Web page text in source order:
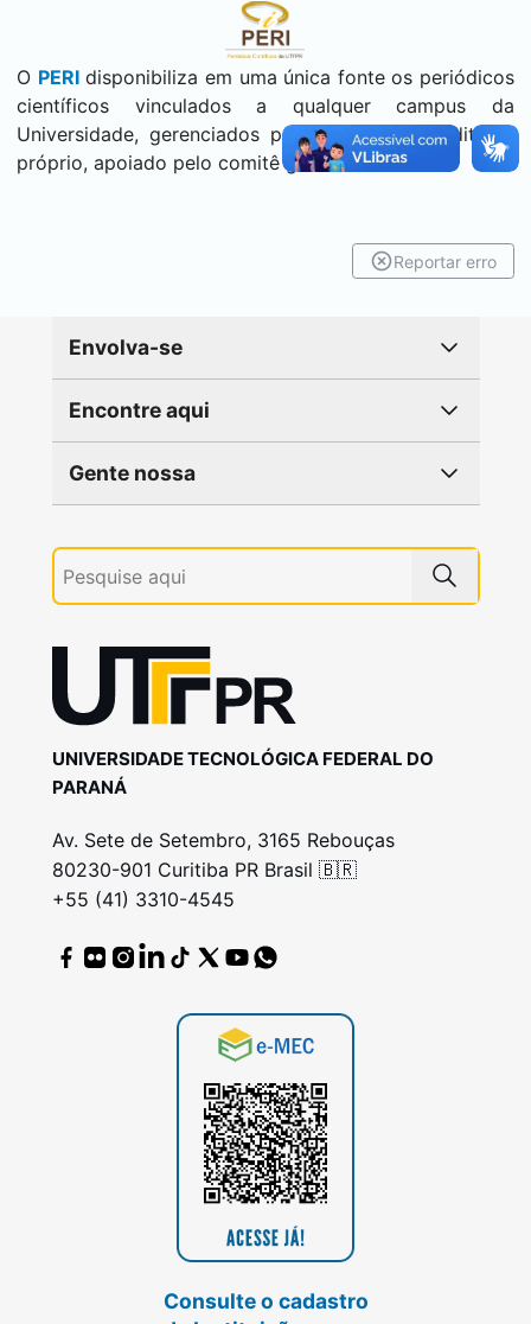
O PERIdisponibiliza em uma única fonte os periódicos
científicos vinculados a qualquer campus da
Universidade, gerenciados por um conselho editorial
próprio, apoiado pelo comitê gestor do PERI.
Reportar erro
Envolva-se
Encontre aqui
Gente nossa
UNIVERSIDADE TECNOLÓGICA FEDERAL DO
PARANÁ
Av. Sete de Setembro, 3165 Rebouças
80230-901 Curitiba PR Brasil 🇧🇷
+55 (41) 3310-4545
Consulte o cadastro